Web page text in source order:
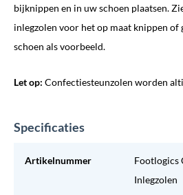
bijknippen en in uw schoen plaatsen.
inlegzolen voor het op maat knippen
schoen als voorbeeld.
Let op: Confectiesteunzolen worden
Specificaties
Artikelnummer
Footlogics
Inlegzolen